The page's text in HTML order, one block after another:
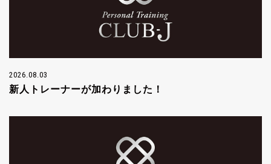
2026.08.03
新人トレーナーが加わりました！